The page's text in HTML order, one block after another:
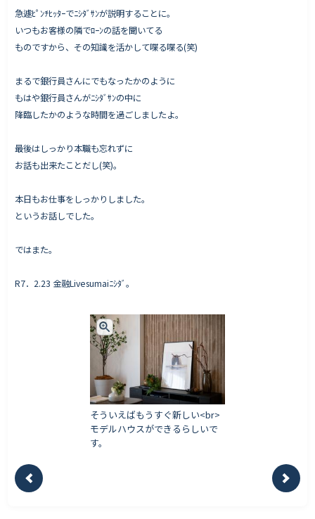
スタッフ紹介
会社概要
急遽ﾋﾟﾝﾁﾋｯﾀｰでﾆｼﾀﾞｻﾝが説明することに。
いつもお客様の隣でﾛｰﾝの話を聞いてる
ものですから、その知識を活かして喋る喋る(笑)
まるで銀行員さんにでもなったかのように
もはや銀行員さんがﾆｼﾀﾞｻﾝの中に
降臨したかのような時間を過ごしましたよ。
最後はしっかり本職も忘れずに
お話も出来たことだし(笑)。
本日もお仕事をしっかりしました。
というお話しでした。
ではまた。
R7．2.23 金融Livesumaiﾆｼﾀﾞ。
そういえばもうすぐ新しい<br>
モデルハウスができるらしいで
す。